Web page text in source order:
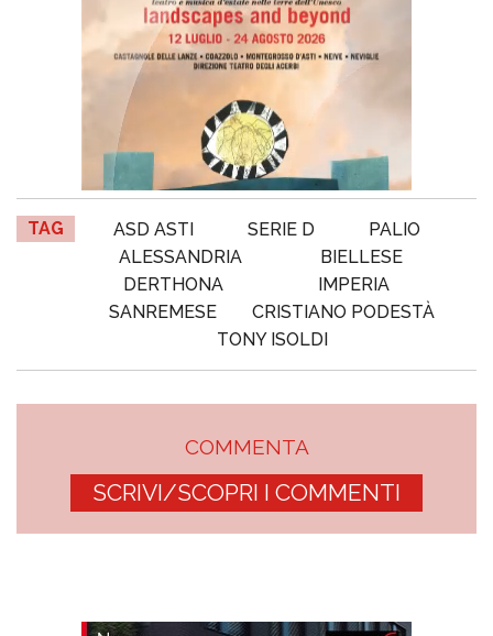
TAG ASD ASTI SERIE D
PALIO
ALESSANDRIA
BIELLESE
DERTHONA
IMPERIA
SANREMESE
CRISTIANO PODESTÀ
TONY ISOLDI
COMMENTA
SCRIVI/SCOPRI I COMMENTI